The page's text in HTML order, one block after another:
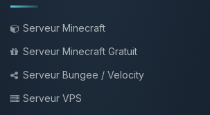
Serveur Minecraft
Serveur Minecraft Gratuit
Serveur Bungee / Velocity
Serveur VPS